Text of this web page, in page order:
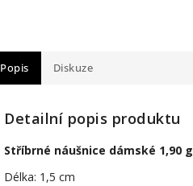
Popis Diskuze
Detailní popis produktu
Stříbrné náušnice dámské 1,90 g
Délka: 1,5 cm